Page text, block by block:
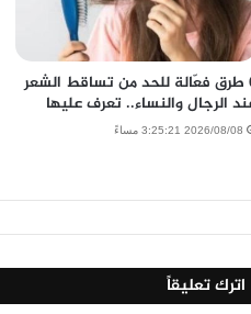
6 طرق فعّالة للحد من تساقط الشعر
الرجال والنساء.. تعرف عليها
2026/08/08 3:25:21 مساءً
اترك تعليقاً